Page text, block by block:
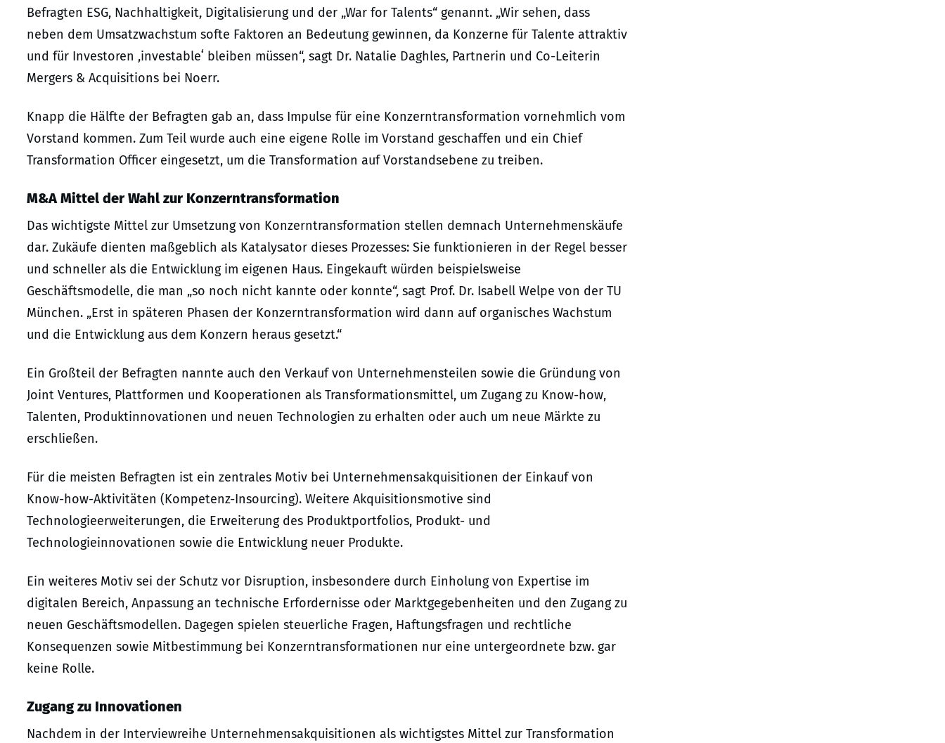
Befragten ESG, Nachhaltigkeit, Digitalisierung und der „War for Talents“ genannt. „Wir sehen, dass
neben dem Umsatzwachstum softe Faktoren an Bedeutung gewinnen, da Konzerne für Talente attraktiv
und für Investoren ,investableʻ bleiben müssen“, sagt Dr. Natalie Daghles, Partnerin und Co-Leiterin
Mergers & Acquisitions bei Noerr.
Knapp die Hälfte der Befragten gab an, dass Impulse für eine Konzerntransformation vornehmlich vom
Vorstand kommen. Zum Teil wurde auch eine eigene Rolle im Vorstand geschaffen und ein Chief
Transformation Officer eingesetzt, um die Transformation auf Vorstandsebene zu treiben.
M&A Mittel der Wahl zur Konzerntransformation
Das wichtigste Mittel zur Umsetzung von Konzerntransformation stellen demnach Unternehmenskäufe
dar. Zukäufe dienten maßgeblich als Katalysator dieses Prozesses: Sie funktionieren in der Regel besser
und schneller als die Entwicklung im eigenen Haus. Eingekauft würden beispielsweise
Geschäftsmodelle, die man „so noch nicht kannte oder konnte“, sagt Prof. Dr. Isabell Welpe von der TU
München. „Erst in späteren Phasen der Konzerntransformation wird dann auf organisches Wachstum
und die Entwicklung aus dem Konzern heraus gesetzt.“
Ein Großteil der Befragten nannte auch den Verkauf von Unternehmensteilen sowie die Gründung von
Joint Ventures, Plattformen und Kooperationen als Transformationsmittel, um Zugang zu Know-how,
Talenten, Produktinnovationen und neuen Technologien zu erhalten oder auch um neue Märkte zu
erschließen.
Für die meisten Befragten ist ein zentrales Motiv bei Unternehmensakquisitionen der Einkauf von
Know-how-Aktivitäten (Kompetenz-Insourcing). Weitere Akquisitionsmotive sind
Technologieerweiterungen, die Erweiterung des Produktportfolios, Produkt- und
Technologieinnovationen sowie die Entwicklung neuer Produkte.
Ein weiteres Motiv sei der Schutz vor Disruption, insbesondere durch Einholung von Expertise im
digitalen Bereich, Anpassung an technische Erfordernisse oder Marktgegebenheiten und den Zugang zu
neuen Geschäftsmodellen. Dagegen spielen steuerliche Fragen, Haftungsfragen und rechtliche
Konsequenzen sowie Mitbestimmung bei Konzerntransformationen nur eine untergeordnete bzw. gar
keine Rolle.
Zugang zu Innovationen
Nachdem in der Interviewreihe Unternehmensakquisitionen als wichtigstes Mittel zur Transformation